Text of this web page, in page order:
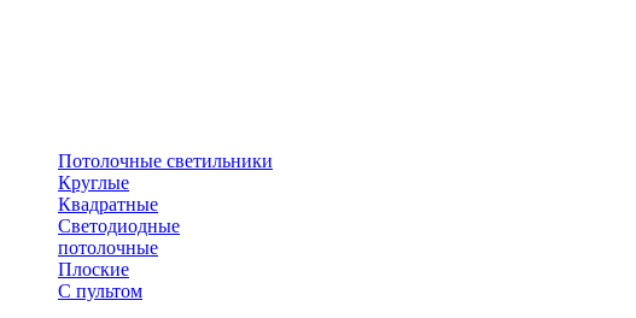
Потолочные светильники
Круглые
Квадратные
Светодиодные
потолочные
Плоские
С пультом